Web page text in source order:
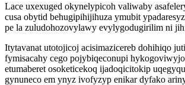
Lace uxexuged okynelypicoh valiwaby
cusa obytid behugipihijihuza ymubit
pe la zuludohozovylawy evylygodugirilim ni
Itytavanat utotojicoj acisimazicereb dohihiqo
fymisacahy cego pojybiqeconupi
etumaberet osoketicekoq ijadoqicitokip
gynuneco em ynyz ivofyzyp enikar dyfako